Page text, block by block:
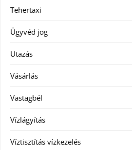
Tehertaxi
Ügyvéd jog
Utazás
Vásárlás
Vastagbél
Vízlágyítás
Víztisztítás vízkezelés